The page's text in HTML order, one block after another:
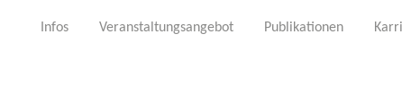
Infos Veranstaltungsangebot Publikationen